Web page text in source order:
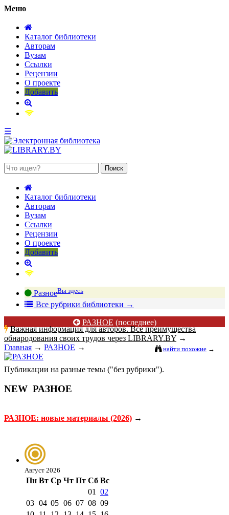
Меню
Каталог библиотеки
Авторам
Вузам
Ссылки
Рецензии
О проекте
Добавить
☰
Каталог библиотеки
Авторам
Вузам
Ссылки
Рецензии
О проекте
Добавить
РазноеВы здесь
Все рубрики библиотеки →
РАЗНОЕ (последнее)
Важная информация для авторов. Все преимущества
обнародования своих трудов через LIBRARY.BY →
найти похожие →
Главная → РАЗНОЕ →
Публикации на разные темы ("без рубрики").
NEW РАЗНОЕ
РАЗНОЕ: новые материалы (2026) →
Август 2026
Пн Вт Ср Чт Пт Сб Вс
01
02
03 04 05 06 07 08 09